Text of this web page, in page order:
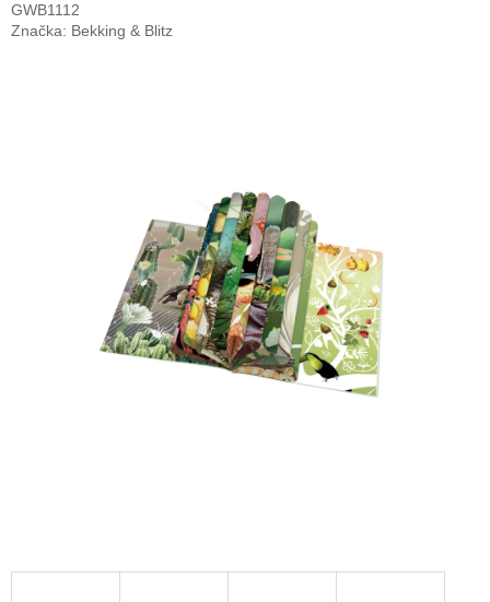
GWB1112
Značka: Bekking & Blitz